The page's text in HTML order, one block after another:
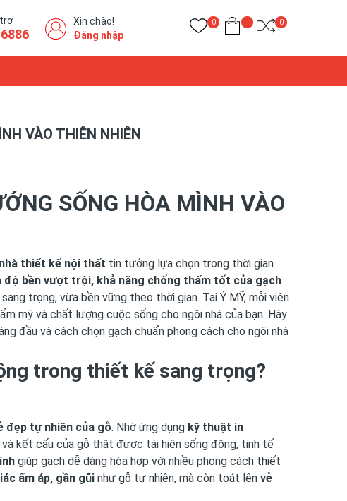
Xin chào!
Đăng nhập
0 0
VÀO THIÊN NHIÊN
SỐNG HÒA MÌNH VÀO
thiết kế nội thất tin tưởng lựa chọn trong thời gian
độ bền vượt trội, khả năng chống thấm tốt của gạch
trọng, vừa bền vững theo thời gian. Tại Ý MỸ, mỗi viên
mỹ và chất lượng cuộc sống cho ngôi nhà của bạn. Hãy
đầu và cách chọn gạch chuẩn phong cách cho ngôi nhà
trong thiết kế sang trọng?
đẹp tự nhiên của gỗ. Nhờ ứng dụng kỹ thuật in
kết cấu của gỗ thật được tái hiện sống động, tinh tế
giúp gạch dễ dàng hòa hợp với nhiều phong cách thiết
ấm áp, gần gũi như gỗ tự nhiên, mà còn toát lên vẻ